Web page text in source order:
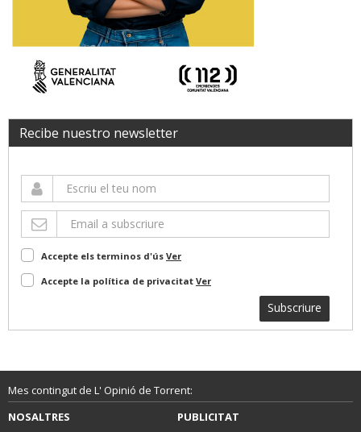
Recibe nuestro newsletter
Accepte els terminos d'ús Ver
Accepte la política de privacitat Ver
Subscriure
Mes contingut de L' Opinió de Torrent:
NOSALTRES
PUBLICITAT